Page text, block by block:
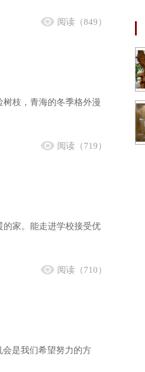
阅读（849）
枝，青海的冬季格外漫
阅读（719）
家。能走进学校接受优
阅读（710）
是我们希望努力的方